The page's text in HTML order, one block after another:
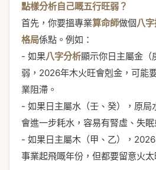
點樣分析自己嘅五行旺弱？
首先，你要搵專業算命師做個八
格局係點。例如：
- 如果八字分析顯示你日主屬金（
弱，2026年木火旺會剋金，可能
業阻滯。
- 如果日主屬水（壬、癸），原
會進一步耗水，容易有腎虛、失
- 如果日主屬木（甲、乙），
事業起飛嘅年份，但都要留意火